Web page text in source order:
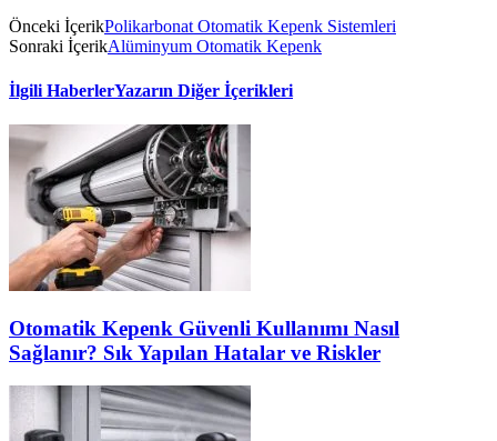
Önceki İçerikPolikarbonat Otomatik Kepenk Sistemleri
Sonraki İçerikAlüminyum Otomatik Kepenk
İlgili HaberlerYazarın Diğer İçerikleri
Otomatik Kepenk Güvenli Kullanımı Nasıl
Sağlanır? Sık Yapılan Hatalar ve Riskler